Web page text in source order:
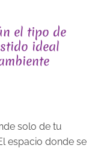
el tipo de
ideal
solo de tu
espacio donde se